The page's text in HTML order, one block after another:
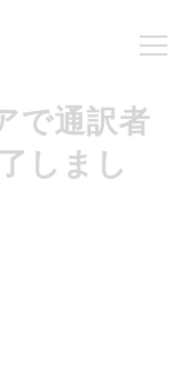
で通訳者
しまし